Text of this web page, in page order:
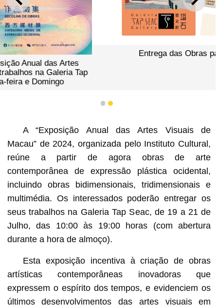
ANTERIOR
Entrega das Obras para Concurso
1 2
A “Exposição Anual das Artes Visuais de
Macau” de 2024, organizada pelo Instituto Cultural,
reúne a partir de agora obras de arte
contemporânea de expressão plástica ocidental,
incluindo obras bidimensionais, tridimensionais e
multimédia. Os interessados poderão entregar os
seus trabalhos na Galeria Tap Seac, de 19 a 21 de
Julho, das 10:00 às 19:00 horas (com abertura
durante a hora de almoço).
Esta exposição incentiva à criação de obras
artísticas contemporâneas inovadoras que
expressem o espírito dos tempos, e evidenciem os
últimos desenvolvimentos das artes visuais em